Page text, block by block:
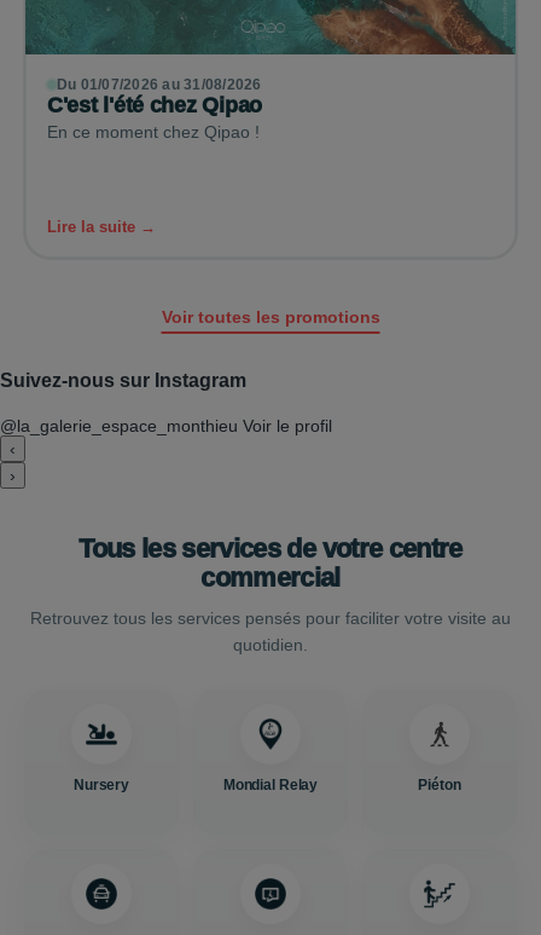
Du 01/07/2026 au 31/08/2026
C'est l'été chez Qipao
En ce moment chez Qipao !
Lire la suite →
Voir toutes les promotions
Suivez-nous sur Instagram
@la_galerie_espace_monthieu Voir le profil
‹
›
Tous les services de votre centre
commercial
Retrouvez tous les services pensés pour faciliter votre visite au
quotidien.
Nursery Mondial Relay Piéton